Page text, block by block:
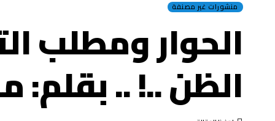
منشورات غير مصنفة
الحوار ومطلب
الظن ..! ..